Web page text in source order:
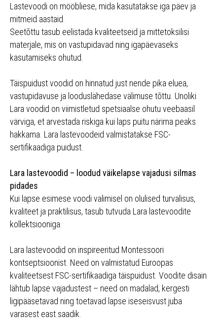
Lastevoodi on mööbliese, mida kasutatakse iga päev ja
mitmeid aastaid.
Seetõttu tasub eelistada kvaliteetseid ja mittetoksilisi
materjale, mis on vastupidavad ning igapäevaseks
kasutamiseks ohutud.
Täispuidust voodid on hinnatud just nende pika eluea,
vastupidavuse ja looduslähedase välimuse tõttu. Unoliki
Lara voodid on viimistletud spetsiaalse ohutu veebaasil
värviga, et arvestada riskiga kui laps puitu närima peaks
hakkama. Lara lastevoodeid valmistatakse FSC-
sertifikaadiga puidust.
Lara lastevoodid – loodud väikelapse vajadusi silmas
pidades
Kui lapse esimese voodi valimisel on olulised turvalisus,
kvaliteet ja praktilisus, tasub tutvuda Lara lastevoodite
kollektsiooniga.
Lara lastevoodid on inspireeritud Montessoori
kontseptsioonist. Need on valmistatud Euroopas
kvaliteetsest FSC-sertifikaadiga täispuidust. Voodite disain
lähtub lapse vajadustest – need on madalad, kergesti
ligipääsetavad ning toetavad lapse iseseisvust juba
varasest east saadik.